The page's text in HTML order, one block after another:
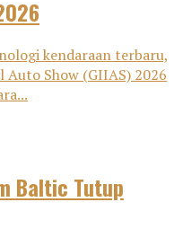
kendaraan terbaru,
Show (GIIAS) 2026
Baltic Tutup